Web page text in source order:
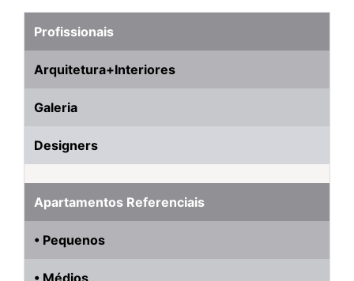
Profissionais
Arquitetura+Interiores
Galeria
Designers
Apartamentos Referenciais
• Pequenos
• Médios